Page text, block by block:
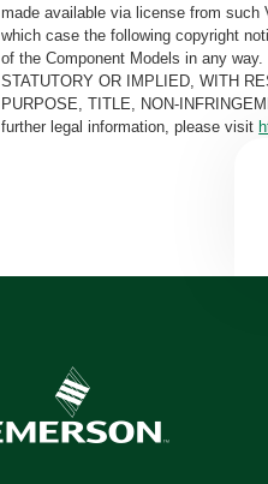
made available via license from such
which case the following copyright
of the Component Models in any
STATUTORY OR IMPLIED, WITH
PURPOSE, TITLE, NON-
further legal information, please visit